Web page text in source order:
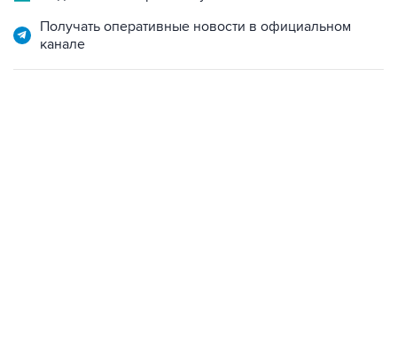
Получать оперативные новости в официальном
канале